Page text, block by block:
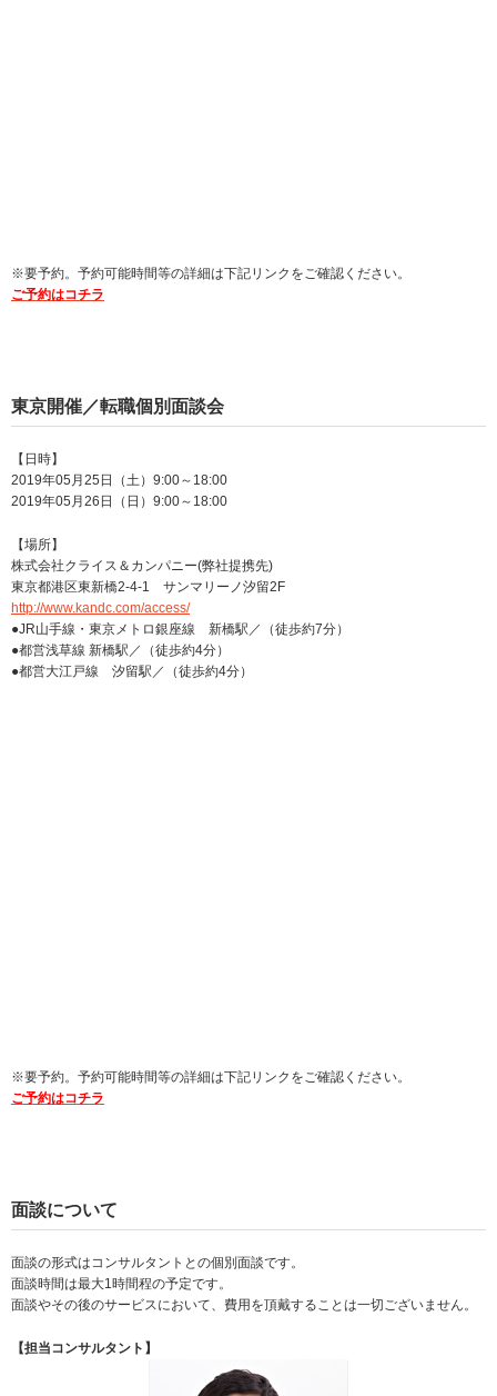
※要予約。予約可能時間等の詳細は下記リンクをご確認ください。
ご予約はコチラ
東京開催／転職個別面談会
【日時】
2019年05月25日（土）9:00～18:00
2019年05月26日（日）9:00～18:00
【場所】
株式会社クライス＆カンパニー(弊社提携先)
東京都港区東新橋2-4-1 サンマリーノ汐留2F
http://www.kandc.com/access/
●JR山手線・東京メトロ銀座線 新橋駅／（徒歩約7分）
●都営浅草線 新橋駅／（徒歩約4分）
●都営大江戸線 汐留駅／（徒歩約4分）
※要予約。予約可能時間等の詳細は下記リンクをご確認ください。
ご予約はコチラ
面談について
面談の形式はコンサルタントとの個別面談です。
面談時間は最大1時間程の予定です。
面談やその後のサービスにおいて、費用を頂戴することは一切ございません。
【担当コンサルタント】